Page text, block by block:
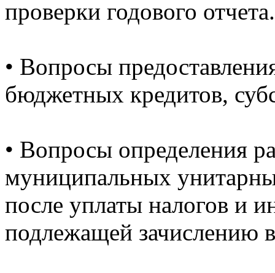
проверки годового отчета.
• Вопросы
бюджетных кредитов,
• Вопросы определения
муниципальных
после уплаты налогов и
подлежащей зачислению